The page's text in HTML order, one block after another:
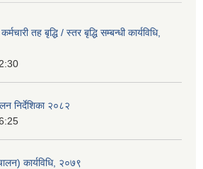
तह बृद्धि / स्तर बृद्धि सम्बन्धी कार्यविधि,
निर्देशिका २०८२
कार्यविधि, २०७९